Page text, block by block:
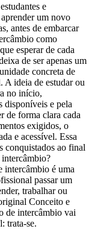
e
um novo
antes de embarcar
como
esperar de cada
de ser apenas um
concreta de
A ideia de estudar ou
no início,
disponíveis e pela
de forma clara cada
exigidos, o
e acessível. Essa
conquistados ao final
intercâmbio é uma
passar um
trabalhar ou
Conceito e
de intercâmbio vai
trata-se.